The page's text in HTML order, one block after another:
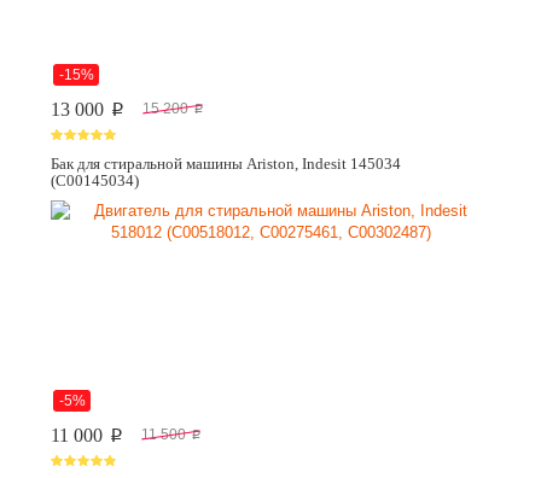
-15%
13 000 p 15 200 p
Бак для стиральной машины Ariston, Indesit 145034
(C00145034)
-5%
11 000 p 11 500 p